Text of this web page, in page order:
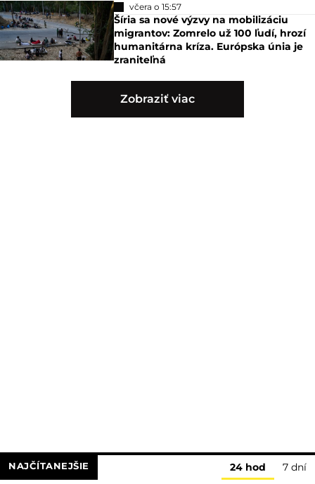
včera o 15:57
Šíria sa nové výzvy na mobilizáciu
migrantov: Zomrelo už 100 ľudí, hrozí
humanitárna kríza. Európska únia je
zraniteľná
Zobraziť viac
NAJČÍTANEJŠIE 24 hod 7 dní